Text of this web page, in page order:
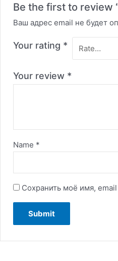
Be the first to review
Ваш адрес email не будет
Your rating *
Your review *
Name *
Сохранить моё имя,